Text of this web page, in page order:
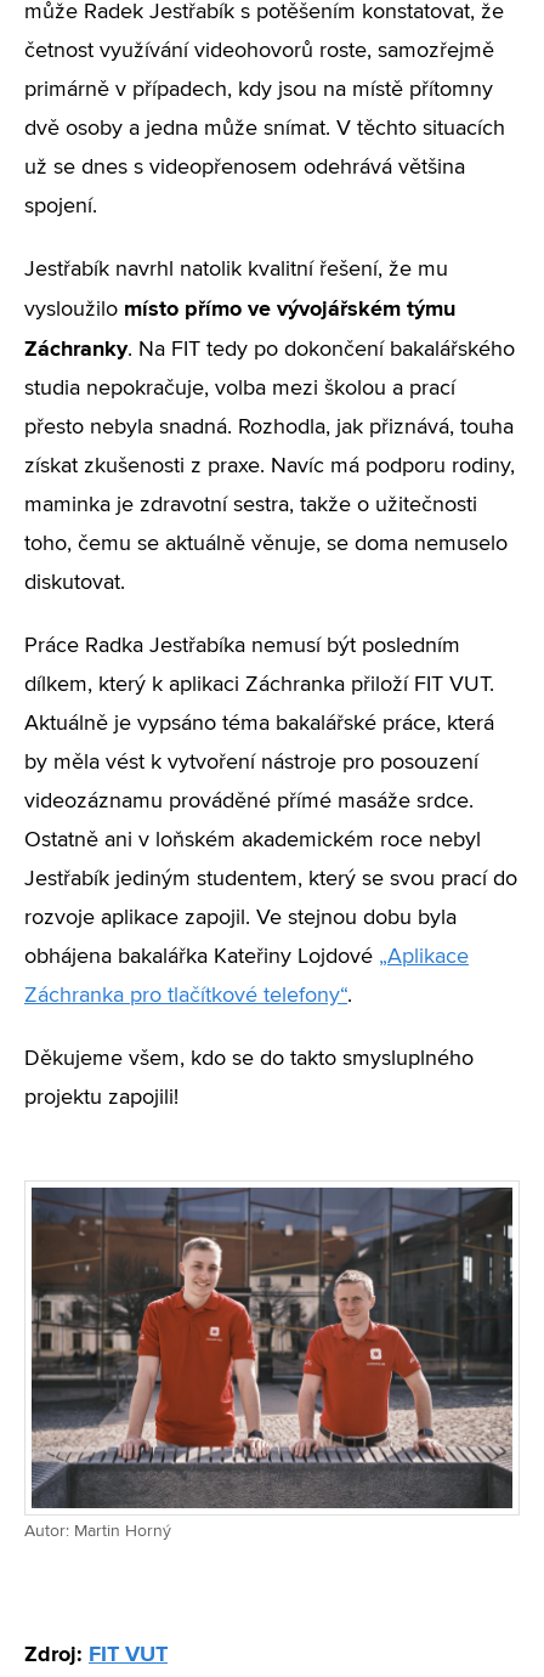
může Radek Jestřabík s potěšením konstatovat, že
četnost využívání videohovorů roste, samozřejmě
primárně v případech, kdy jsou na místě přítomny
dvě osoby a jedna může snímat. V těchto situacích
už se dnes s videopřenosem odehrává většina
spojení.
Jestřabík navrhl natolik kvalitní řešení, že mu
vysloužilo místo přímo ve vývojářském týmu
Záchranky. Na FIT tedy po dokončení bakalářského
studia nepokračuje, volba mezi školou a prací
přesto nebyla snadná. Rozhodla, jak přiznává, touha
získat zkušenosti z praxe. Navíc má podporu rodiny,
maminka je zdravotní sestra, takže o užitečnosti
toho, čemu se aktuálně věnuje, se doma nemuselo
diskutovat.
Práce Radka Jestřabíka nemusí být posledním
dílkem, který k aplikaci Záchranka přiloží FIT VUT.
Aktuálně je vypsáno téma bakalářské práce, která
by měla vést k vytvoření nástroje pro posouzení
videozáznamu prováděné přímé masáže srdce.
Ostatně ani v loňském akademickém roce nebyl
Jestřabík jediným studentem, který se svou prací do
rozvoje aplikace zapojil. Ve stejnou dobu byla
obhájena bakalářka Kateřiny Lojdové „Aplikace
Záchranka pro tlačítkové telefony“.
Děkujeme všem, kdo se do takto smysluplného
projektu zapojili!
Autor: Martin Horný
Zdroj: FIT VUT